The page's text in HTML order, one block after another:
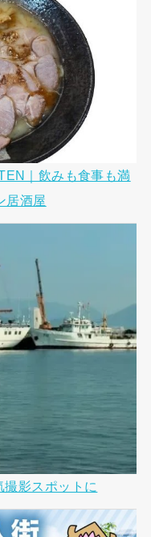
｜飲みも食事も満
居酒屋
影スポットに